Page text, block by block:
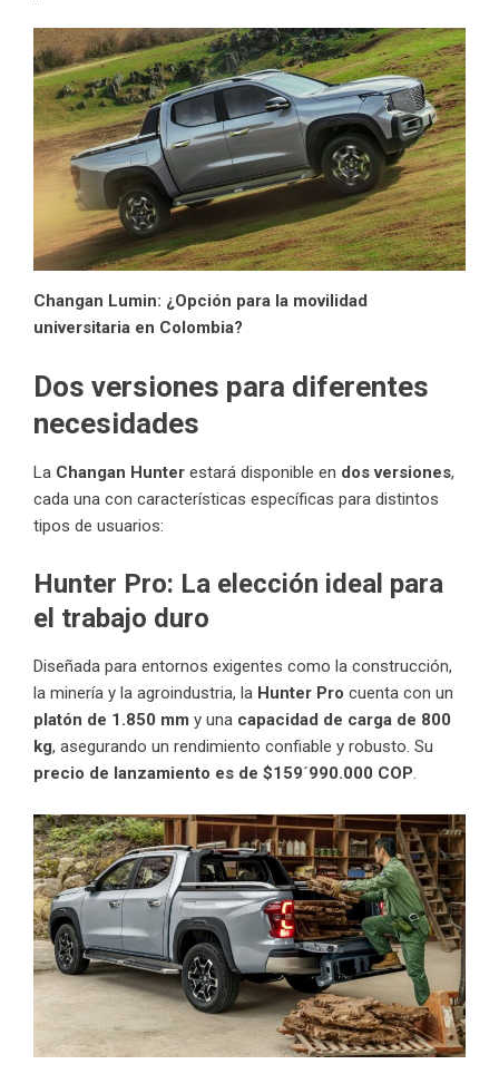
Changan Lumin: ¿Opción para la movilidad
universitaria en Colombia?
Dos versiones para diferentes
necesidades
La Changan Hunter estará disponible en dos versiones,
cada una con características específicas para distintos
tipos de usuarios:
Hunter Pro: La elección ideal para
el trabajo duro
Diseñada para entornos exigentes como la construcción,
la minería y la agroindustria, la Hunter Pro cuenta con un
platón de 1.850 mm y una capacidad de carga de 800
kg, asegurando un rendimiento confiable y robusto. Su
precio de lanzamiento es de $159´990.000 COP.